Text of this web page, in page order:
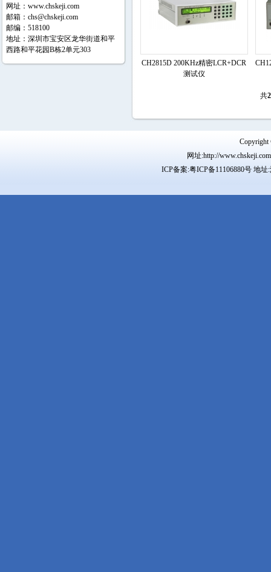
网址： www.chskeji.com
邮箱： chs@chskeji.com
邮编：518100
地址：深圳市宝安区龙华街道和平
西路和平花园B栋2单元303
CH2815D 200KHz精密LCR+DCR
测试仪
共
网址:http://
ICP备案:粤ICP备11106880号 地址